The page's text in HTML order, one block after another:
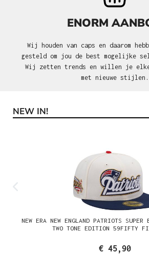
ENORM
Wij houden van caps en daarom
gesteld om jou de best mogelijke
Wij zetten trends en willen je elke
met nieuwe stijlen.
Productgalerij overslaan
NEW IN!
NEW ERA NEW ENGLAND PATRIOTS SUPER
TWO TONE EDITION 59FIFTY
€ 45,90